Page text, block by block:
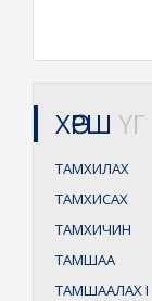
ХӨРШ ҮГ
ТАМХИЛАХ
ТАМХИСАХ
ТАМХИЧИН
ТАМШАА
ТАМШААЛАХI